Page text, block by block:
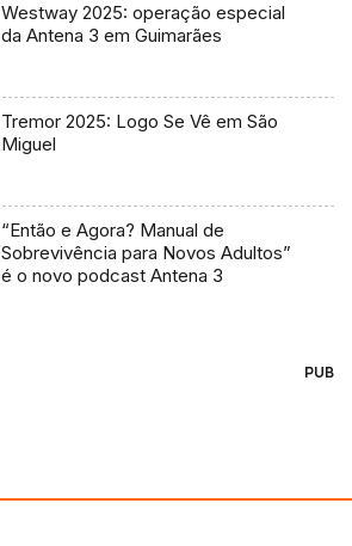
Westway 2025: operação especial
da Antena 3 em Guimarães
Tremor 2025: Logo Se Vê em São
Miguel
“Então e Agora? Manual de
Sobrevivência para Novos Adultos”
é o novo podcast Antena 3
PUB